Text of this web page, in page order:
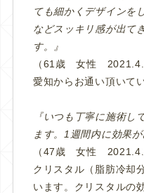
ても細かくデザインを
などスッキリ感が出て
す。』
（61歳 女性
愛知からお通い頂いて
『いつも丁寧に施術し
ます。1週間内に効果
（47歳 女性
クリスタル（脂肪冷却
います。クリスタルの